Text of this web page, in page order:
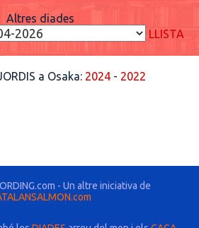
Altres diades
LLISTA
a Osaka: 2024 - 2022
- Un altre iniciativa de